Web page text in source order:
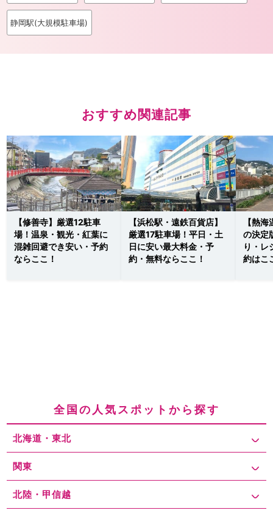
静岡駅(大規模駐車場)
おすすめ関連記事
【修善寺】厳選12駐車
場！温泉・観光・紅葉に
混雑回避でき安い・予約
ならここ！
【浜松駅・遠鉄百貨店】
厳選17駐車場！平日・土
日に安い最大料金・予
約・無料ならここ！
【熱
の決定
り・レ
約はこ
全国の人気スポットから探す
北海道・東北
関東
北陸・甲信越